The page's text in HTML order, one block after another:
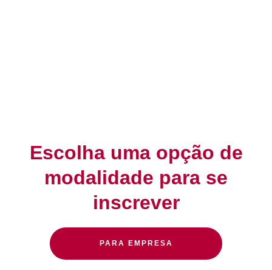
Escolha uma opção de
modalidade para se
inscrever
PARA EMPRESA